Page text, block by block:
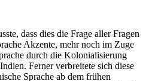
dass dies die Frage aller Fragen
Akzente, mehr noch im Zuge
durch die Kolonialisierung
Ferner verbreitete sich diese
Sprache ab dem frühen